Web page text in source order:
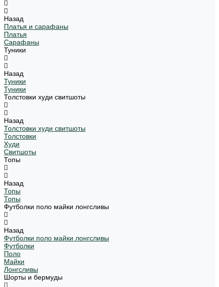
Назад
Платья и сарафаны
Платья
Сарафаны
Туники
Назад
Туники
Туники
Толстовки худи свитшоты
Назад
Толстовки худи свитшоты
Толстовки
Худи
Свитшоты
Топы
Назад
Топы
Топы
Футболки поло майки лонгсливы
Назад
Футболки поло майки лонгсливы
Футболки
Поло
Майки
Лонгсливы
Шорты и бермуды